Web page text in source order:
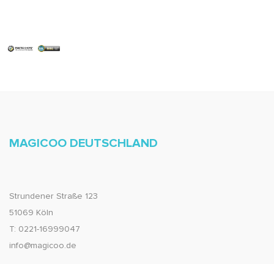
MAGICOO DEUTSCHLAND
Strundener Straße 123
51069 Köln
T: 0221-16999047
info@magicoo.de